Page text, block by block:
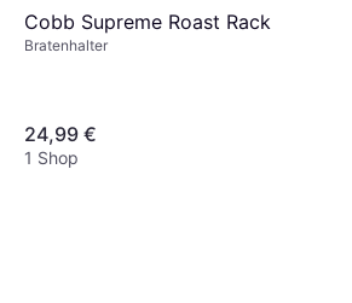
Cobb Supreme Roast Rack
Bratenhalter
24,99 €
1 Shop